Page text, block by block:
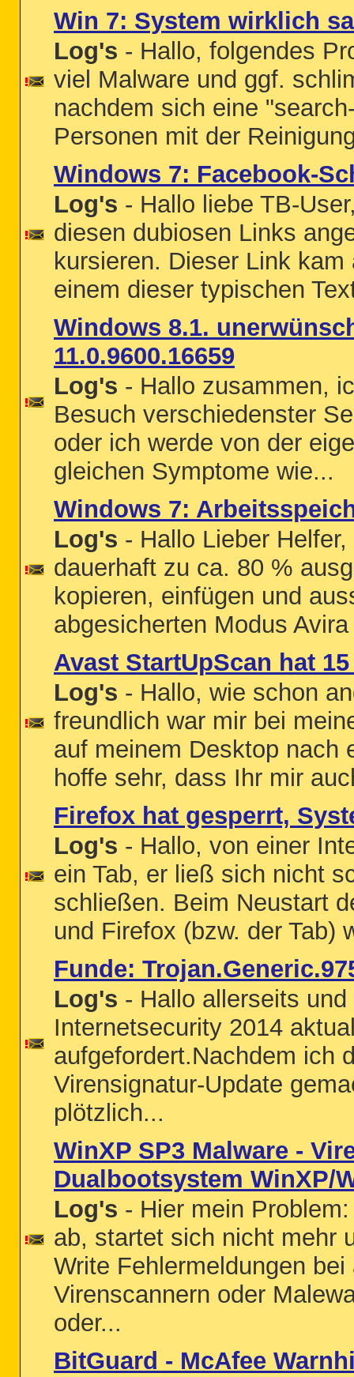
Win 7: System wirklich
Log's - Hallo, folgendes
viel Malware und ggf.
nachdem sich eine
Personen mit der
Windows 7: Facebook-
Log's - Hallo liebe TB-
diesen dubiosen Links
kursieren. Dieser Link
einem dieser typischen
Windows 8.1.
11.0.9600.16659
Log's - Hallo zusammen,
Besuch verschiedenster
oder ich werde von der
gleichen Symptome wie...
Windows 7:
Log's - Hallo Lieber
dauerhaft zu ca. 80 %
kopieren, einfügen und
abgesicherten Modus
Avast StartUpScan hat
Log's - Hallo, wie schon
freundlich war mir bei
auf meinem Desktop nach
hoffe sehr, dass Ihr mir
Firefox hat gesperrt,
Log's - Hallo, von einer
ein Tab, er ließ sich nicht
schließen. Beim Neustart
und Firefox (bzw. der Tab)
Funde:
Log's - Hallo allerseits
Internetsecurity 2014
aufgefordert.Nachdem ich
Virensignatur-Update
plötzlich...
WinXP SP3 Malware -
Dualbootsystem WinXP/
Log's - Hier mein
ab, startet sich nicht mehr
Write Fehlermeldungen
Virenscannern oder
oder...
BitGuard - McAfee